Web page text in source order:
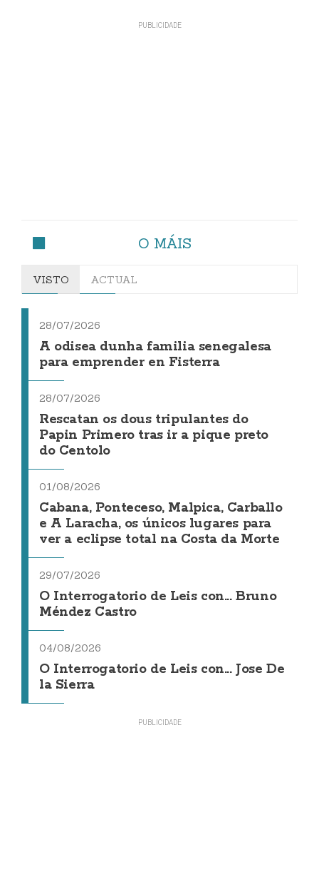
O MÁIS
VISTO ACTUAL
28/07/2026
A odisea dunha familia senegalesa
para emprender en Fisterra
28/07/2026
Rescatan os dous tripulantes do
Papin Primero tras ir a pique preto
do Centolo
01/08/2026
Cabana, Ponteceso, Malpica, Carballo
e A Laracha, os únicos lugares para
ver a eclipse total na Costa da Morte
29/07/2026
O Interrogatorio de Leis con... Bruno
Méndez Castro
04/08/2026
O Interrogatorio de Leis con... Jose De
la Sierra